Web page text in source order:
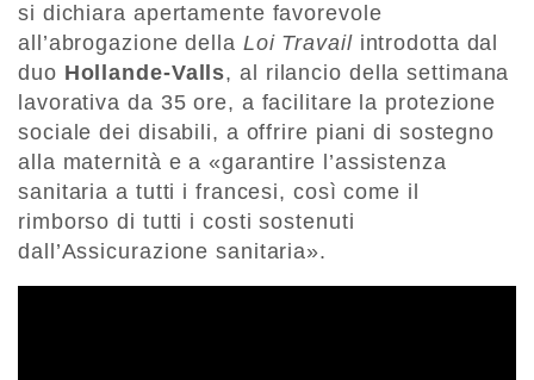
si dichiara apertamente favorevole
all’abrogazione della Loi Travailintrodotta dal
duo Hollande-Valls, al rilancio della settimana
lavorativa da 35 ore, a facilitare la protezione
sociale dei disabili, a offrire piani di sostegno
alla maternità e a «garantire l’assistenza
sanitaria a tutti i francesi, così come il
rimborso di tutti i costi sostenuti
dall’Assicurazione sanitaria».